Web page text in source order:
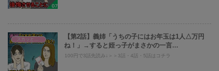
【第2話】義姉「うちの子にはお年玉は1人△万円
ね！」→すると姪っ子がまさかの一言…
100円で3話先読み↓＞＞3話・4話・5話はコチラ